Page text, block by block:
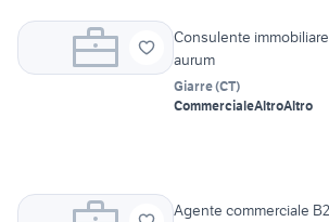
Consulente
aurum
Giarre(CT)
CommercialeAltroAltro
Agente commerciale